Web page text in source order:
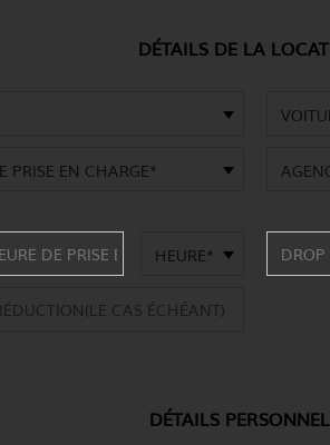
DÉTAILS DE LA
PRISE EN CHARGE*
HEURE*
DÉTAILS